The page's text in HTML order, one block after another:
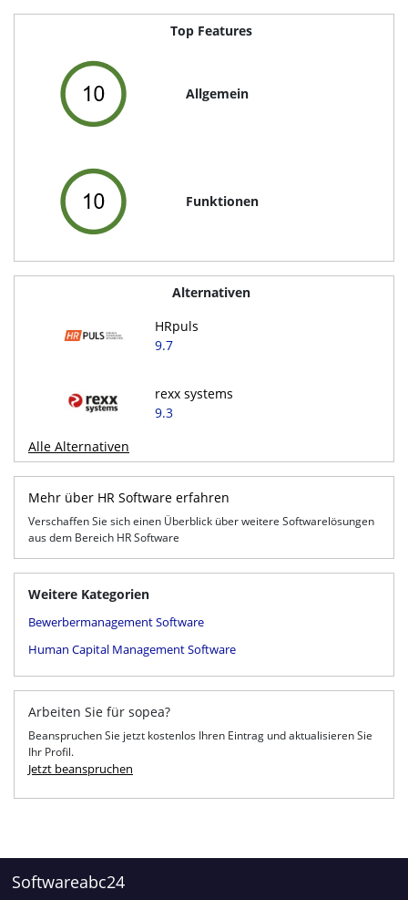
Top Features
Allgemein
Funktionen
Alternativen
HRpuls
9.7
rexx systems
9.3
Alle Alternativen
Mehr über HR Software erfahren
Verschaffen Sie sich einen Überblick über weitere Softwarelösungen
aus dem Bereich HR Software
Weitere Kategorien
Bewerbermanagement Software
Human Capital Management Software
Arbeiten Sie für sopea?
Beanspruchen Sie jetzt kostenlos Ihren Eintrag und aktualisieren Sie
Ihr Profil.
Jetzt beanspruchen
Softwareabc24